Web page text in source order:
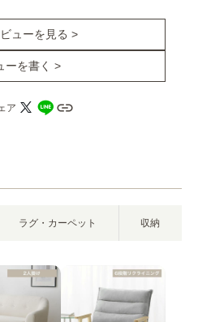
ラグ・カーペット 収納
ューを見る >
ーを書く >
ア